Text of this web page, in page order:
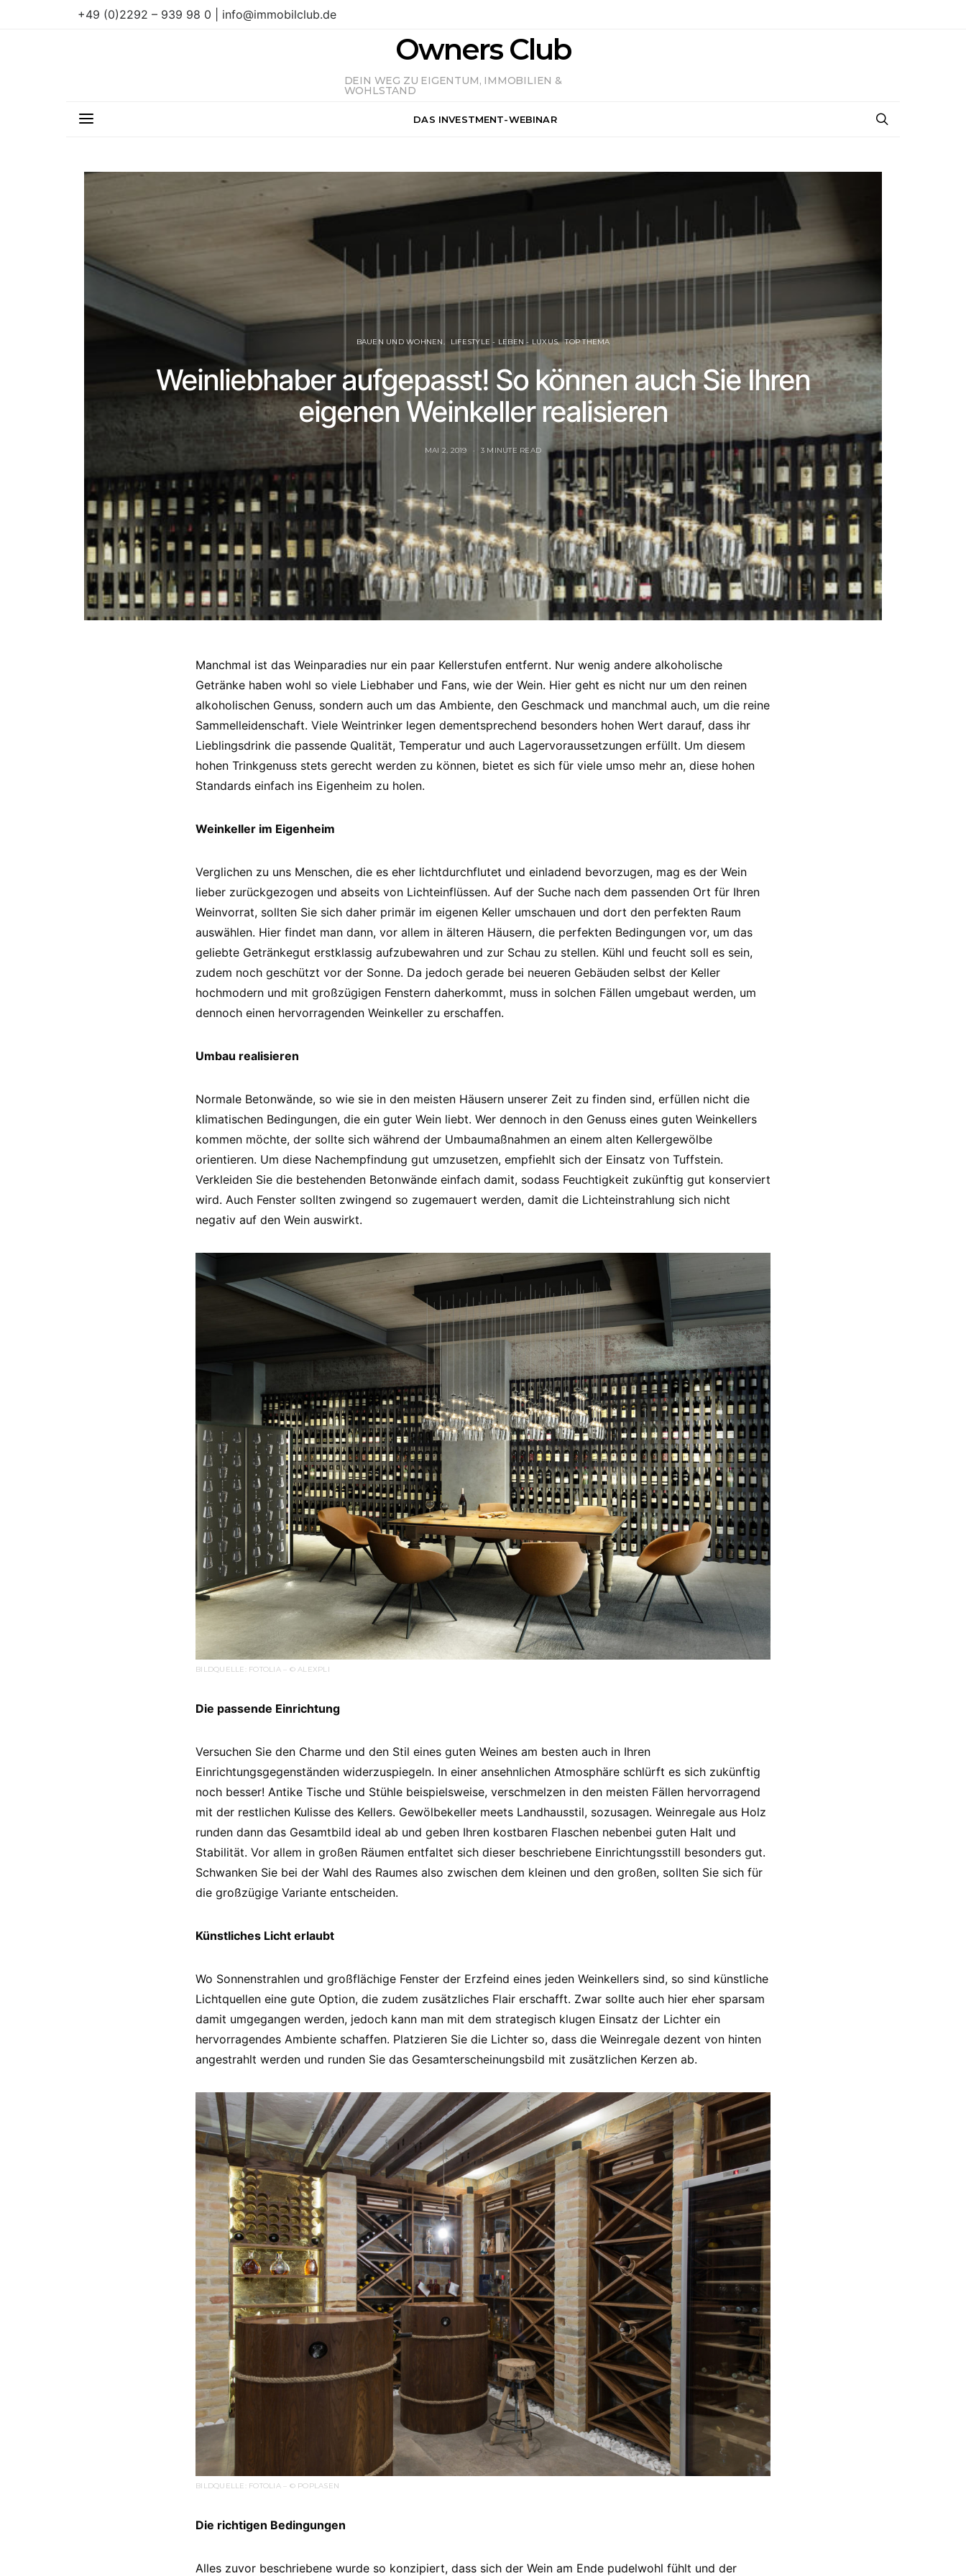
+49 (0)2292 – 939 98 0 | info@immobilclub.de
Owners Club
DEIN WEG ZU EIGENTUM, IMMOBILIEN &
WOHLSTAND
DAS INVESTMENT-WEBINAR
BAUEN UND WOHNEN LIFESTYLE - LEBEN - LUXUS TOP THEMA
Weinliebhaber aufgepasst! So können auch Sie Ihren
eigenen Weinkeller realisieren
MAI 2, 2019 3 MINUTE READ
Manchmal ist das Weinparadies nur ein paar Kellerstufen entfernt. Nur wenig andere alkoholische
Getränke haben wohl so viele Liebhaber und Fans, wie der Wein. Hier geht es nicht nur um den reinen
alkoholischen Genuss, sondern auch um das Ambiente, den Geschmack und manchmal auch, um die reine
Sammelleidenschaft. Viele Weintrinker legen dementsprechend besonders hohen Wert darauf, dass ihr
Lieblingsdrink die passende Qualität, Temperatur und auch Lagervoraussetzungen erfüllt. Um diesem
hohen Trinkgenuss stets gerecht werden zu können, bietet es sich für viele umso mehr an, diese hohen
Standards einfach ins Eigenheim zu holen.
Weinkeller im Eigenheim
Verglichen zu uns Menschen, die es eher lichtdurchflutet und einladend bevorzugen, mag es der Wein
lieber zurückgezogen und abseits von Lichteinflüssen. Auf der Suche nach dem passenden Ort für Ihren
Weinvorrat, sollten Sie sich daher primär im eigenen Keller umschauen und dort den perfekten Raum
auswählen. Hier findet man dann, vor allem in älteren Häusern, die perfekten Bedingungen vor, um das
geliebte Getränkegut erstklassig aufzubewahren und zur Schau zu stellen. Kühl und feucht soll es sein,
zudem noch geschützt vor der Sonne. Da jedoch gerade bei neueren Gebäuden selbst der Keller
hochmodern und mit großzügigen Fenstern daherkommt, muss in solchen Fällen umgebaut werden, um
dennoch einen hervorragenden Weinkeller zu erschaffen.
Umbau realisieren
Normale Betonwände, so wie sie in den meisten Häusern unserer Zeit zu finden sind, erfüllen nicht die
klimatischen Bedingungen, die ein guter Wein liebt. Wer dennoch in den Genuss eines guten Weinkellers
kommen möchte, der sollte sich während der Umbaumaßnahmen an einem alten Kellergewölbe
orientieren. Um diese Nachempfindung gut umzusetzen, empfiehlt sich der Einsatz von Tuffstein.
Verkleiden Sie die bestehenden Betonwände einfach damit, sodass Feuchtigkeit zukünftig gut konserviert
wird. Auch Fenster sollten zwingend so zugemauert werden, damit die Lichteinstrahlung sich nicht
negativ auf den Wein auswirkt.
BILDQUELLE: FOTOLIA – © ALEXPLI
Die passende Einrichtung
Versuchen Sie den Charme und den Stil eines guten Weines am besten auch in Ihren
Einrichtungsgegenständen widerzuspiegeln. In einer ansehnlichen Atmosphäre schlürft es sich zukünftig
noch besser! Antike Tische und Stühle beispielsweise, verschmelzen in den meisten Fällen hervorragend
mit der restlichen Kulisse des Kellers. Gewölbekeller meets Landhausstil, sozusagen. Weinregale aus Holz
runden dann das Gesamtbild ideal ab und geben Ihren kostbaren Flaschen nebenbei guten Halt und
Stabilität. Vor allem in großen Räumen entfaltet sich dieser beschriebene Einrichtungsstill besonders gut.
Schwanken Sie bei der Wahl des Raumes also zwischen dem kleinen und den großen, sollten Sie sich für
die großzügige Variante entscheiden.
Künstliches Licht erlaubt
Wo Sonnenstrahlen und großflächige Fenster der Erzfeind eines jeden Weinkellers sind, so sind künstliche
Lichtquellen eine gute Option, die zudem zusätzliches Flair erschafft. Zwar sollte auch hier eher sparsam
damit umgegangen werden, jedoch kann man mit dem strategisch klugen Einsatz der Lichter ein
hervorragendes Ambiente schaffen. Platzieren Sie die Lichter so, dass die Weinregale dezent von hinten
angestrahlt werden und runden Sie das Gesamterscheinungsbild mit zusätzlichen Kerzen ab.
BILDQUELLE: FOTOLIA – © POPLASEN
Die richtigen Bedingungen
Alles zuvor beschriebene wurde so konzipiert, dass sich der Wein am Ende pudelwohl fühlt und der